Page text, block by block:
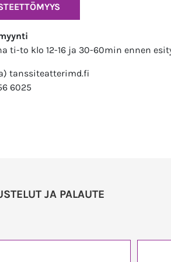
ti-to klo 12-16 ja 30-60min ennen
tanssiteatterimd.fi
6025
JA PALAUTE